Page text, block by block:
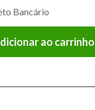
Bancário
ao carrinho